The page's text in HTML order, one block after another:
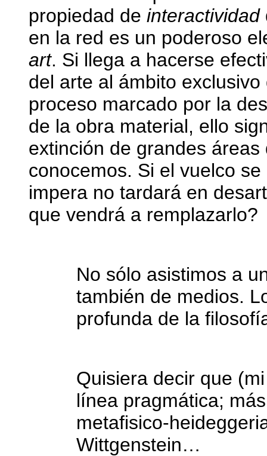
propiedad de interactividad
en la red es un poderoso
art. Si llega a hacerse
del arte al ámbito
proceso marcado por la
de la obra material, ello
extinción de grandes
conocemos. Si el vuelco
impera no tardará en
que vendrá a remplazarlo?
No sólo asistimos a
también de medios.
profunda de la
Quisiera decir que
línea pragmática;
metafisico-
Wittgenstein…